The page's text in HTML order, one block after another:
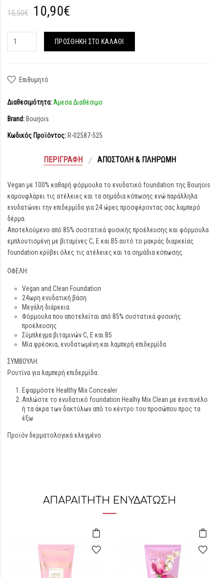
15,50€ 10,90€
ΠΡΟΣΘΉΚΗ ΣΤΟ ΚΑΛΆΘΙ
Επιθυμητό
Διαθεσιμότητα: Άμεσα Διαθέσιμο
Brand: Bourjois
Κωδικός Προϊόντος: R-02587-525
ΠΕΡΙΓΡΑΦΉ ΑΠΟΣΤΟΛΉ & ΠΛΗΡΩΜΉ
Vegan με 100% καθαρή φόρμουλα το ενυδατικό foundation της Bourjois
καμουφλάρει τις ατέλειες και τα σημάδια κόπωσης ενώ παράλληλα
ενυδατώνει την επιδερμίδα για 24 ώρες προσφέροντας σας λαμπερό
δέρμα.
Αποτελούμενο από 85% συστατικά φυσικής προέλευσης και φόρμουλα
εμπλουτισμένη με βιταμίνες C, E και B5 αυτό το μακράς διαρκείας
foundation κρύβει όλες τις ατέλειες και τα σημάδια κόπωσης.
ΟΦΕΛΗ:
Vegan and Clean Foundation
24ωρη ενυδατική βάση
Μεγάλη διάρκεια
Φόρμουλα που αποτελείται από 85% συστατικά φυσικής
προέλευσης
Σύμπλεγμα βιταμινών C, E και B5
Μία φρέσκια, ενυδατωμένη και λαμπερή επιδερμίδα
ΣΥΜΒΟΥΛΗ:
Ρουτίνα για λαμπερή επιδερμίδα:
Εφαρμόστε Healthy Mix Concealer
Απλώστε το ενυδατικό foundation Healhy Mix Clean με ένα πινέλο
ή τα άκρα των δακτύλων από το κέντρο του προσώπου προς τα
έξω
Προϊόν δερματολογικά ελεγμένο.
ΑΠΑΡΑΙΤΗΤΗ ΕΝΥΔΑΤΩΣΗ